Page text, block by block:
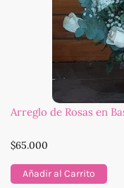
Arreglo de Rosas en
$65.000
Añadir al Carrito